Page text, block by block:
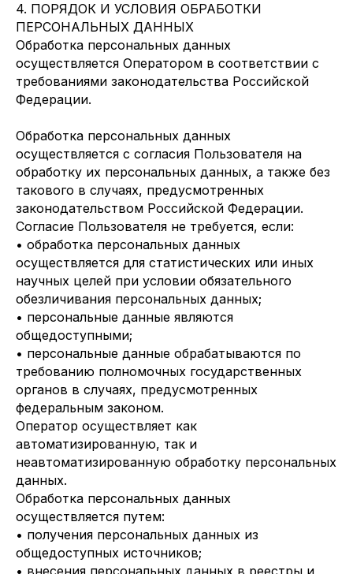
4. ПОРЯДОК И УСЛОВИЯ ОБРАБОТКИ
ПЕРСОНАЛЬНЫХ ДАННЫХ
Обработка персональных данных
осуществляется Оператором в соответствии с
требованиями законодательства Российской
Федерации.
Обработка персональных данных
осуществляется с согласия Пользователя на
обработку их персональных данных, а также без
такового в случаях, предусмотренных
законодательством Российской Федерации.
Согласие Пользователя не требуется, если:
• обработка персональных данных
осуществляется для статистических или иных
научных целей при условии обязательного
обезличивания персональных данных;
• персональные данные являются
общедоступными;
• персональные данные обрабатываются по
требованию полномочных государственных
органов в случаях, предусмотренных
федеральным законом.
Оператор осуществляет как
автоматизированную, так и
неавтоматизированную обработку персональных
данных.
Обработка персональных данных
осуществляется путем:
• получения персональных данных из
общедоступных источников;
• внесения персональных данных в реестры и